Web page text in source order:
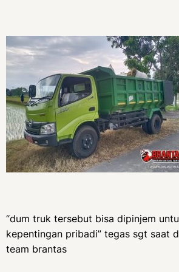
“dum truk tersebut bisa dipinjem
kepentingan pribadi” tegas sgt saat
team brantas